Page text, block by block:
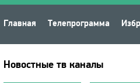
Главная Телепрограмма
Новостные тв каналы